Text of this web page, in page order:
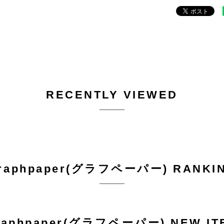
RECENTLY VIEWED
グラフペーパー)